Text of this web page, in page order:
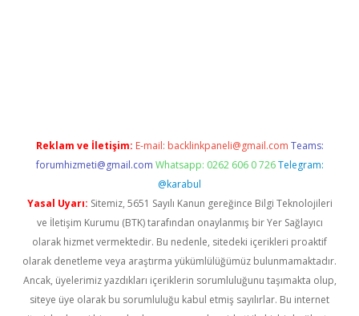
Reklam ve İletişim: E-mail: backlinkpaneli@gmail.com Teams:
forumhizmeti@gmail.com Whatsapp: 0262 606 0 726 Telegram:
@karabul
Yasal Uyarı: Sitemiz, 5651 Sayılı Kanun gereğince Bilgi Teknolojileri
ve İletişim Kurumu (BTK) tarafından onaylanmış bir Yer Sağlayıcı
olarak hizmet vermektedir. Bu nedenle, sitedeki içerikleri proaktif
olarak denetleme veya araştırma yükümlülüğümüz bulunmamaktadır.
Ancak, üyelerimiz yazdıkları içeriklerin sorumluluğunu taşımakta olup,
siteye üye olarak bu sorumluluğu kabul etmiş sayılırlar. Bu internet